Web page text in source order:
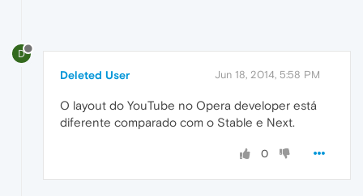
D
Deleted User Jun 18, 2014, 5:58 PM
O layout do YouTube no Opera developer está
diferente comparado com o Stable e Next.
0